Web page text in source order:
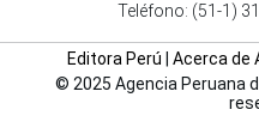
Teléfono: (51-1)
Editora Perú Acerca de
© 2025 Agencia Peruana